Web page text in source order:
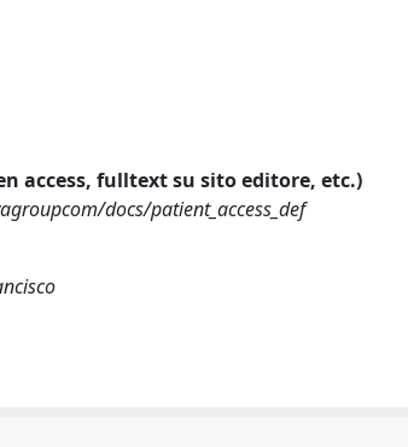
access, fulltext su sito editore, etc.)
docs/patient_access_def